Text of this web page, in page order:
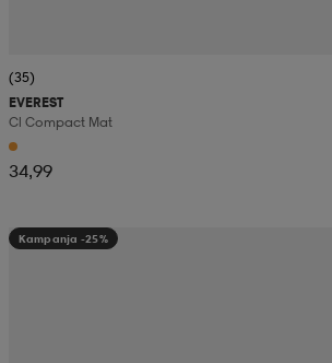
(35)
EVEREST
Cl Compact Mat
34,99
Kampanja -25%